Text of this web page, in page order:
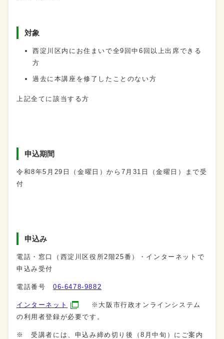
対象
西淀川区内にお住まいで全9回中6回以上出席できる
方
過去に本講座を修了したことのない方
上記全てに該当する方
申込期間
令和8年5月29日（金曜日）から7月31日（金曜日）まで受
付
申込み
電話・窓口（西淀川区役所2階25番）・インターネットで
申込み受付
電話番号 06‐6478‐9882
インターネット
※大阪市行政オンラインシステム
の利用者登録が必要です。
※ 受講者には、申込み締め切り後（8月中旬）にご案内